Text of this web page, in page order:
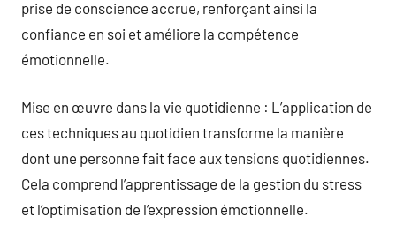
prise de conscience accrue, renforçant ainsi la
confiance en soi et améliore la compétence
émotionnelle.
Mise en œuvre dans la vie quotidienne : L’application de
ces techniques au quotidien transforme la manière
dont une personne fait face aux tensions quotidiennes.
Cela comprend l’apprentissage de la gestion du stress
et l’optimisation de l’expression émotionnelle.